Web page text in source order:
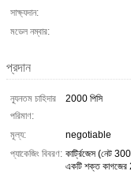
সাক্ষ্যদান:
মডেল নম্বার:
প্রদান
ন্যূনতম চাহিদার
পরিমাণ:
2000 পিসি
মূল্য:
negotiable
প্যাকেজিং বিবরণ: কার্ট্রিজেস (নেট
একটি শক্ত কাগজের